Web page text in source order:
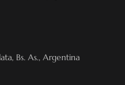
Bs. As., Argentina